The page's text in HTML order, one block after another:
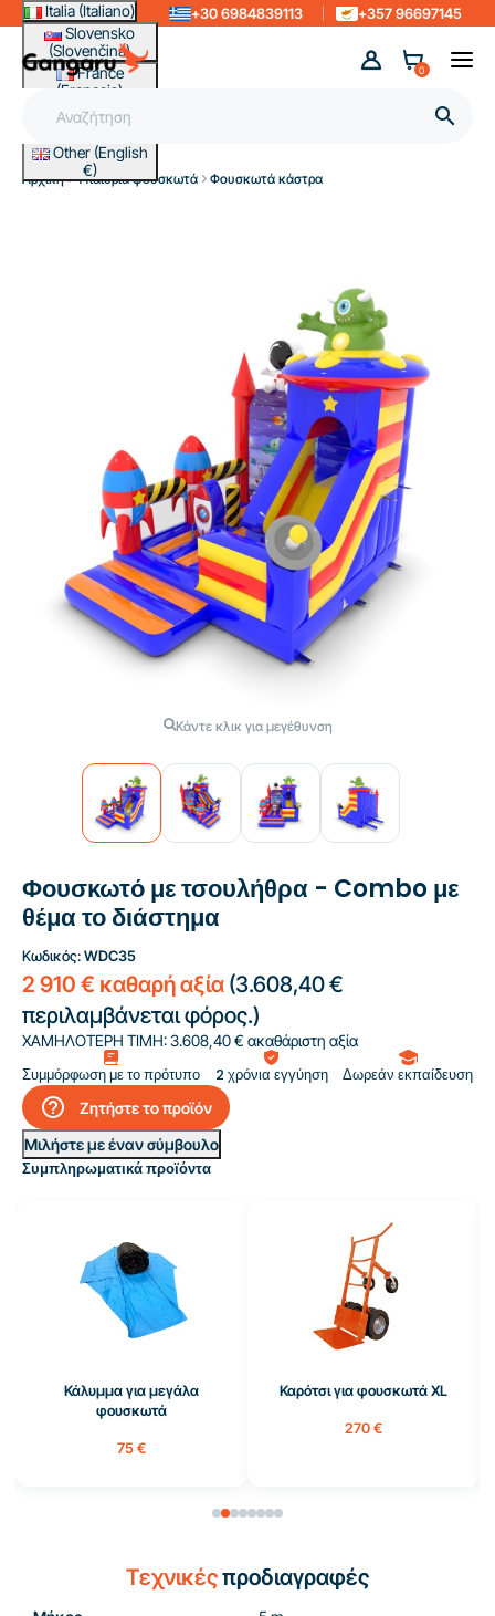
Italia (Italiano)
Slovensko
(Slovenčina)
France
(Français)
Magyarország
(Magyar)
Other (English
€)
+30 6984839113 +357 96697145

0
Αρχική Υπαίθρια φουσκωτά Φουσκωτά κάστρα
Κάντε κλικ για μεγέθυνση
Φουσκωτό με τσουλήθρα - Combo με
θέμα το διάστημα
Κωδικός:WDC35
2 910 € καθαρή αξία (3.608,40 €
περιλαμβάνεται φόρος.)
ΧΑΜΗΛΟΤΕΡΗ ΤΙΜΗ:3.608,40 € ακαθάριστη αξία
Συμμόρφωση με το πρότυπο 2 χρόνια εγγύηση Δωρεάν εκπαίδευση
help_outline
Ζητήστε το προϊόν
Μιλήστε με έναν σύμβουλο
Συμπληρωματικά προϊόντα
Κάλυμμα για μεγάλα
φουσκωτά
75 €
Καρότσι για φουσκωτά XL
270 €
Τεχνικέςπροδιαγραφές